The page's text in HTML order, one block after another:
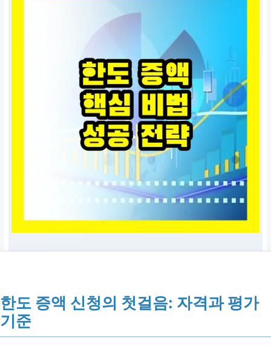
한도 증액 신청의 첫걸음: 자격과 평가
기준